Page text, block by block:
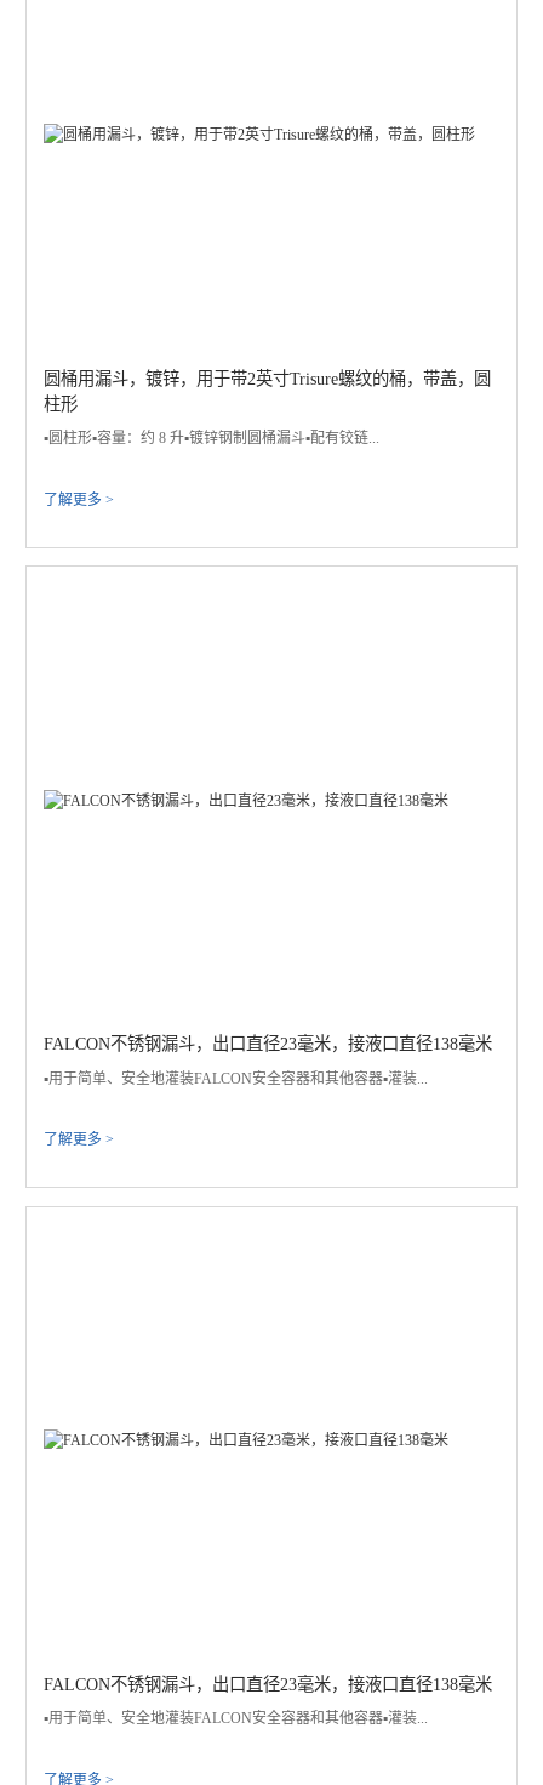
圆桶用漏斗，镀锌，用于带2英寸Trisure螺纹的桶，带盖，圆
柱形
▪️圆柱形▪️容量：约 8 升​▪️镀锌钢制圆桶漏斗▪️配有铰链...
了解更多 >
FALCON不锈钢漏斗，出口直径23毫米，接液口直径138毫米
▪️用于简单、安全地灌装FALCON安全容器和其他容器▪️灌装...
了解更多 >
FALCON不锈钢漏斗，出口直径23毫米，接液口直径138毫米
▪️用于简单、安全地灌装FALCON安全容器和其他容器▪️灌装...
了解更多 >